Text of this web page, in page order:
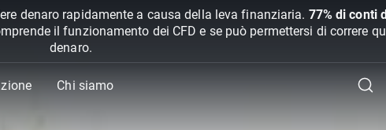
denaro rapidamente a causa della leva finanziaria. 77% di conti
il funzionamento dei CFD e se può permettersi di correre
denaro.
Chi siamo